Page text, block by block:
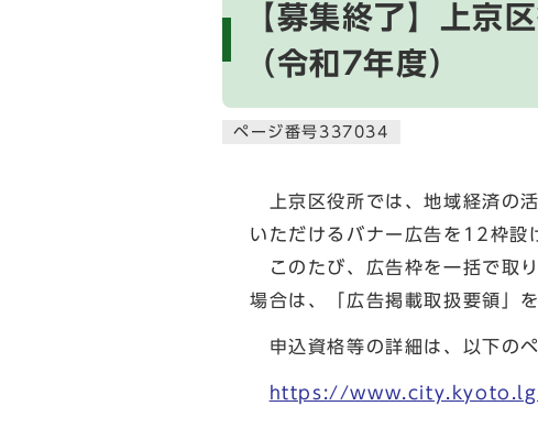
【募集終了】上京
（令和7年度）
ページ番号337034
上京区役所では、地域経済の
いただけるバナー広告を12枠設
このたび、広告枠を一括で取
場合は、「広告掲載取扱要領」
申込資格等の詳細は、以下の
https://